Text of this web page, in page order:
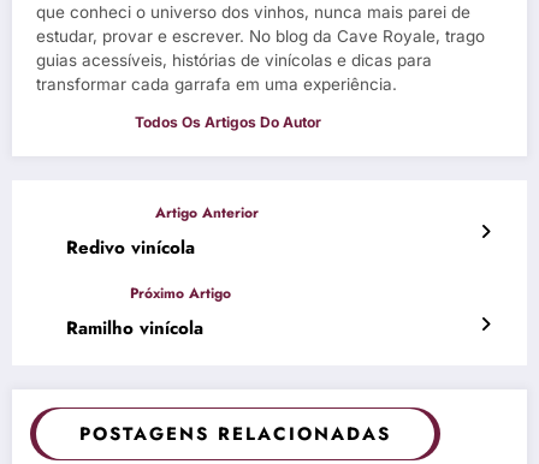
que conheci o universo dos vinhos, nunca mais parei de
estudar, provar e escrever. No blog da Cave Royale, trago
guias acessíveis, histórias de vinícolas e dicas para
transformar cada garrafa em uma experiência.
Redivo vinícola
Ramilho vinícola
POSTAGENS RELACIONADAS